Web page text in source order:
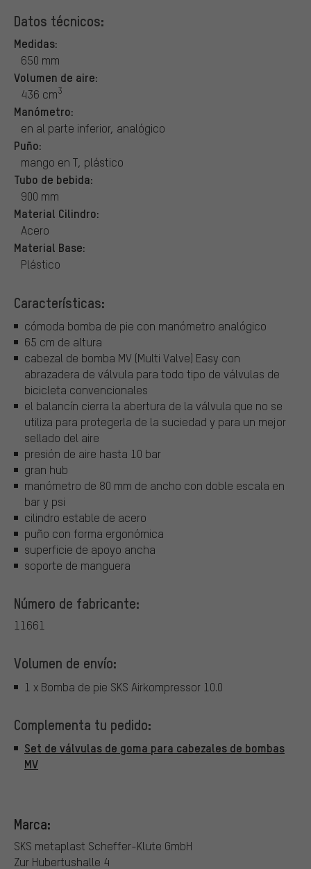
Datos técnicos:
Medidas:
650 mm
Volumen de aire:
436 cm3
Manómetro:
en al parte inferior, analógico
Puño:
mango en T, plástico
Tubo de bebida:
900 mm
Material Cilindro:
Acero
Material Base:
Plástico
Características:
cómoda bomba de pie con manómetro analógico
65 cm de altura
cabezal de bomba MV (Multi Valve) Easy con
abrazadera de válvula para todo tipo de válvulas de
bicicleta convencionales
el balancín cierra la abertura de la válvula que no se
utiliza para protegerla de la suciedad y para un mejor
sellado del aire
presión de aire hasta 10 bar
gran hub
manómetro de 80 mm de ancho con doble escala en
bar y psi
cilindro estable de acero
puño con forma ergonómica
superficie de apoyo ancha
soporte de manguera
Número de fabricante:
11661
Volumen de envío:
1 x Bomba de pie SKS Airkompressor 10.0
Complementa tu pedido:
Set de válvulas de goma para cabezales de bombas
MV
Marca:
SKS metaplast Scheffer-Klute GmbH
Zur Hubertushalle 4